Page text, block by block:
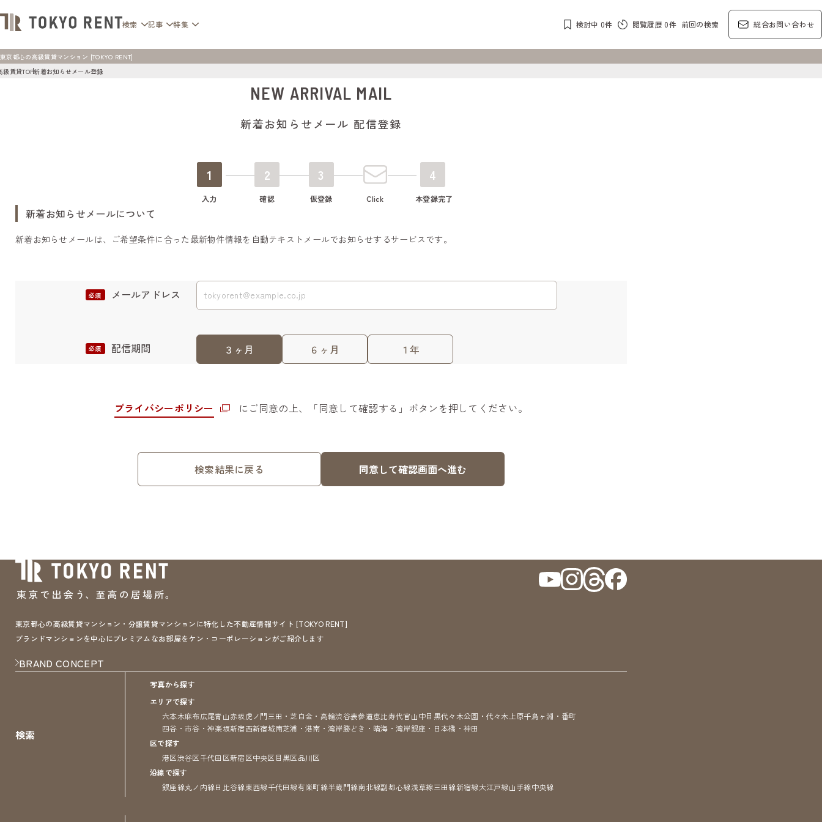
検索 記事 特集 検討中 0件 閲覧履歴 0件 前回の検索 総合お問い合わせ
東京都心の高級賃貸マンション [TOKYO RENT]
級賃貸TOP新着お知らせメール登録
NEW ARRIVAL MAIL
新着お知らせメール 配信登録
1
入力
2
確認
3
仮登録 Click
4
本登録完了
新着お知らせメールについて
新着お知らせメールは、ご希望条件に合った最新物件情報を自動テキストメールでお知らせするサービスです。
メールアドレス
配信期間 ３ヶ月 ６ヶ月 １年
プライバシーポリシー にご同意の上、「同意して確認する」ボタンを押してください。
同意して確認画面へ進む
検索結果に戻る
東京都心の高級賃貸マンション・分譲賃貸マンションに特化した不動産情報サイト [TOKYO RENT]
ブランドマンションを中心にプレミアムなお部屋をケン・コーポレーションがご紹介します
BRAND CONCEPT
検索
写真から探す
エリアで探す
六本木麻布広尾青山赤坂虎ノ門三田・芝白金・高輪渋谷表参道恵比寿代官山中目黒代々木公園・代々木上原千鳥ヶ淵・番町
四谷・市谷・神楽坂新宿西新宿城南芝浦・港南・湾岸勝どき・晴海・湾岸銀座・日本橋・神田
区で探す
港区渋谷区千代田区新宿区中央区 目黒区品川区
沿線で探す
銀座線丸ノ内線日比谷線東西線千代田線有楽町線半蔵門線南北線副都心線浅草線三田線新宿線大江戸線山手線中央線